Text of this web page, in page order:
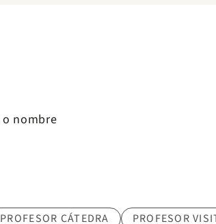
PROFESOR CÁTEDRA PROFESOR